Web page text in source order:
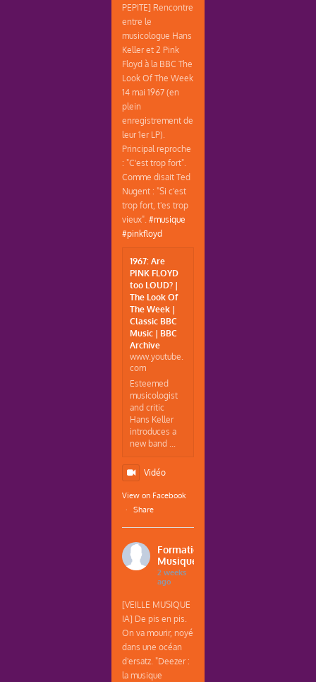
PEPITE] Rencontre
entre le
musicologue Hans
Keller et 2 Pink
Floyd à la BBC The
Look Of The Week
14 mai 1967 (en
plein
enregistrement de
leur 1er LP).
Principal reproche
: "C'est trop fort".
Comme disait Ted
Nugent : "Si c'est
trop fort, t'es trop
vieux".#musique
#pinkfloyd
1967: Are
PINK FLOYD
too LOUD? |
The Look Of
The Week |
Classic BBC
Music | BBC
Archive
www.youtube.
com
Esteemed
musicologist
and critic
Hans Keller
introduces a
new band ...
Vidéo
View on Facebook
·
Share
Formations
Musique
2 weeks
ago
[VEILLE MUSIQUE
IA] De pis en pis.
On va mourir, noyé
dans une océan
d'ersatz. "Deezer :
la musique